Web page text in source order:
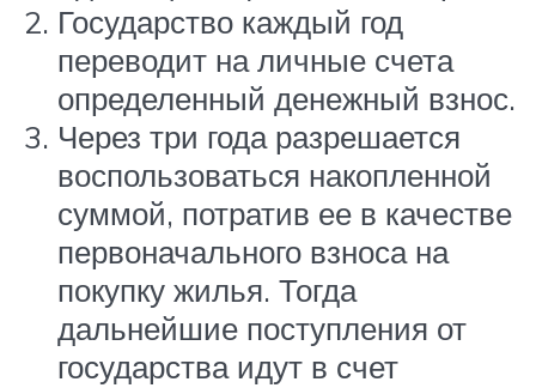
Государство каждый год
переводит на личные счета
определенный денежный взнос.
Через три года разрешается
воспользоваться накопленной
суммой, потратив ее в качестве
первоначального взноса на
покупку жилья. Тогда
дальнейшие поступления от
государства идут в счет